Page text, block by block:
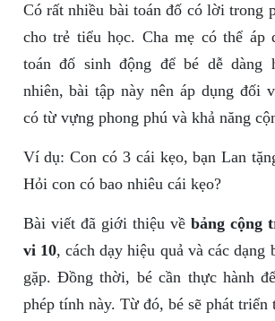
Có rất nhiều bài toán đố có lời trong
cho trẻ tiểu học. Cha mẹ có thể áp
toán đố sinh động để bé dễ dàng
nhiên, bài tập này nên áp dụng đối
có từ vựng phong phú và khả năng
Ví dụ: Con có 3 cái kẹo, bạn Lan
Hỏi con có bao nhiêu cái kẹo?
Bài viết đã giới thiệu vềbảng cộng
vi 10, cách dạy hiệu quả và các dạng
gặp. Đồng thời, bé cần thực hành
phép tính này. Từ đó, bé sẽ phát triển